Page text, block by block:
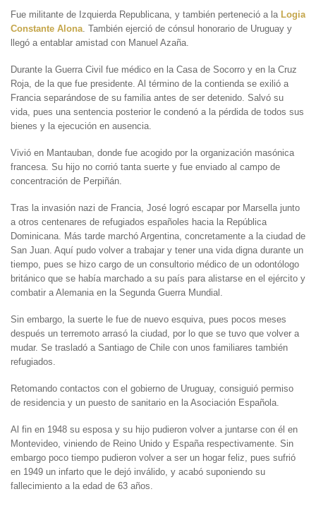
Fue militante de Izquierda Republicana, y también perteneció a la Logia
Constante Alona . También ejerció de cónsul honorario de Uruguay y
llegó a entablar amistad con Manuel Azaña.
Durante la Guerra Civil fue médico en la Casa de Socorro y en la Cruz
Roja, de la que fue presidente. Al término de la contienda se exilió a
Francia separándose de su familia antes de ser detenido. Salvó su
vida, pues una sentencia posterior le condenó a la pérdida de todos sus
bienes y la ejecución en ausencia.
Vivió en Mantauban, donde fue acogido por la organización masónica
francesa. Su hijo no corrió tanta suerte y fue enviado al campo de
concentración de Perpiñán.
Tras la invasión nazi de Francia, José logró escapar por Marsella junto
a otros centenares de refugiados españoles hacia la República
Dominicana. Más tarde marchó Argentina, concretamente a la ciudad de
San Juan. Aquí pudo volver a trabajar y tener una vida digna durante un
tiempo, pues se hizo cargo de un consultorio médico de un odontólogo
británico que se había marchado a su país para alistarse en el ejército y
combatir a Alemania en la Segunda Guerra Mundial.
Sin embargo, la suerte le fue de nuevo esquiva, pues pocos meses
después un terremoto arrasó la ciudad, por lo que se tuvo que volver a
mudar. Se trasladó a Santiago de Chile con unos familiares también
refugiados.
Retomando contactos con el gobierno de Uruguay, consiguió permiso
de residencia y un puesto de sanitario en la Asociación Española.
Al fin en 1948 su esposa y su hijo pudieron volver a juntarse con él en
Montevideo, viniendo de Reino Unido y España respectivamente. Sin
embargo poco tiempo pudieron volver a ser un hogar feliz, pues sufrió
en 1949 un infarto que le dejó inválido, y acabó suponiendo su
fallecimiento a la edad de 63 años.